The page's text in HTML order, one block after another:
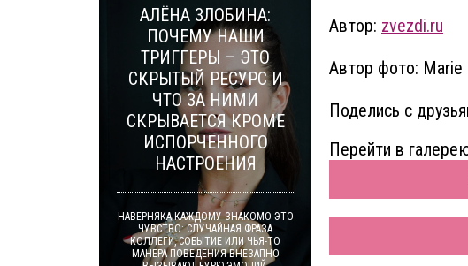
Автор: zvezdi.ru
Автор фото: Marie
Поделись с
Перейти в
АЛЁНА ЗЛОБИНА:
ПОЧЕМУ НАШИ
ТРИГГЕРЫ – ЭТО
СКРЫТЫЙ РЕСУРС И
ЧТО ЗА НИМИ
СКРЫВАЕТСЯ КРОМЕ
ИСПОРЧЕННОГО
НАСТРОЕНИЯ
НАВЕРНЯКА КАЖДОМУ ЗНАКОМО ЭТО
ЧУВСТВО: СЛУЧАЙНАЯ ФРАЗА
КОЛЛЕГИ, СОБЫТИЕ ИЛИ ЧЬЯ-ТО
МАНЕРА ПОВЕДЕНИЯ ВНЕЗАПНО